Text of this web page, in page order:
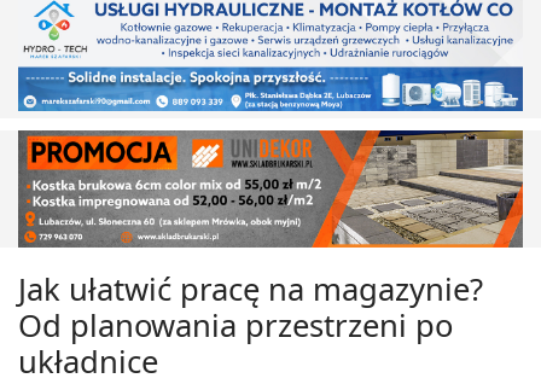
Jak ułatwić pracę na magazynie?
Od planowania przestrzeni po
układnice